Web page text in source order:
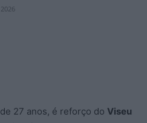
27 anos, é reforço do Viseu